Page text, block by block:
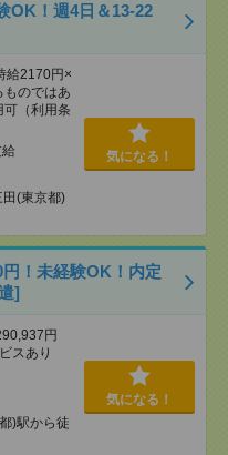
OK！週4日＆13-22
2170円×
のではあ
（利用条
田(東京都)
気になる！
！未経験OK！内定
]
円
スあり
)駅から徒
気になる！